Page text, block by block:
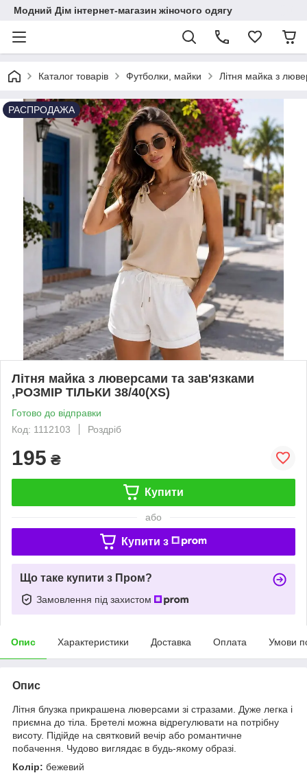
Модний Дім інтернет-магазин жіночого одягу
Каталог товарів Футболки, майки Літня майка з
РАСПРОДАЖА
Літня майка з люверсами та зав'язками
,РОЗМІР ТІЛЬКИ 38/40(XS)
Готово до відправки
Код: 1112103
Роздріб
195 ₴
Купити
або
Купити з
Що таке купити з Пром?
Замовлення під захистом
Опис Характеристики Доставка Оплата Умови
Опис
Літня блузка прикрашена люверсами зі стразами. Дуже легка і
приємна до тіла. Бретелі можна відрегулювати на потрібну
висоту. Підійде на святковий вечір або романтичне
побачення. Чудово виглядає в будь-якому образі.
Колір: бежевий